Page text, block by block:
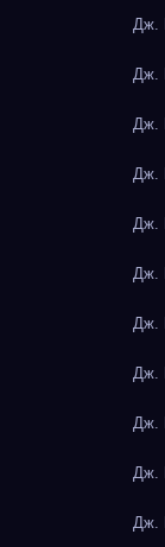
Дж.
Дж.
Дж.
Дж.
Дж.
Дж.
Дж.
Дж.
Дж.
Дж.
Дж.